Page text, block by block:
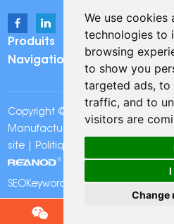
We use cookies
technologies to
browsing
to show you
targeted ads, to
traffic, and to
visitors are
Change
Produits
Navigation
Copyright © Onuge Personal
Manufacturer Group Co., LTD.
site
Politique de confidentialité
SEOKeywords: Bandes de